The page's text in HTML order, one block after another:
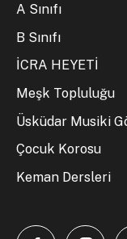
A Sınıfı
B Sınıfı
İCRA HEYETİ
Meşk Topluluğu
Üsküdar Musiki
Çocuk Korosu
Keman Dersleri